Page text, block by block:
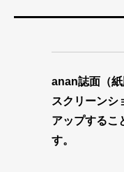
anan誌面（紙
スクリーンシ
アップするこ
す。